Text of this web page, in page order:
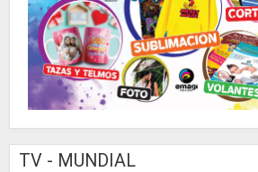
TV - MUNDIAL